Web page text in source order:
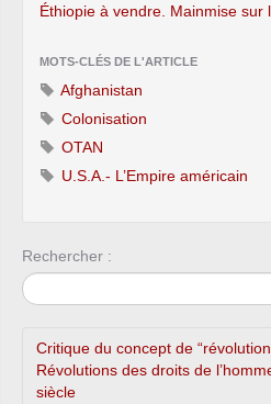
Éthiopie à vendre. Mainmise sur
MOTS-CLÉS DE L'ARTICLE
Afghanistan
Colonisation
OTAN
U.S.A.- L’Empire américain
Rechercher :
Critique du concept de
Révolutions des droits de
siècle